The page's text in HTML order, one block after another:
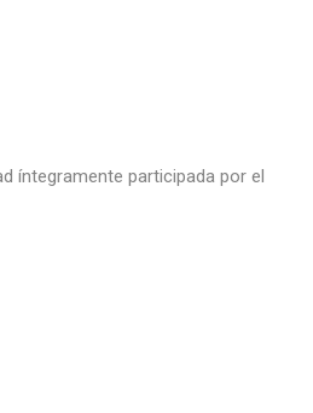
íntegramente participada por el